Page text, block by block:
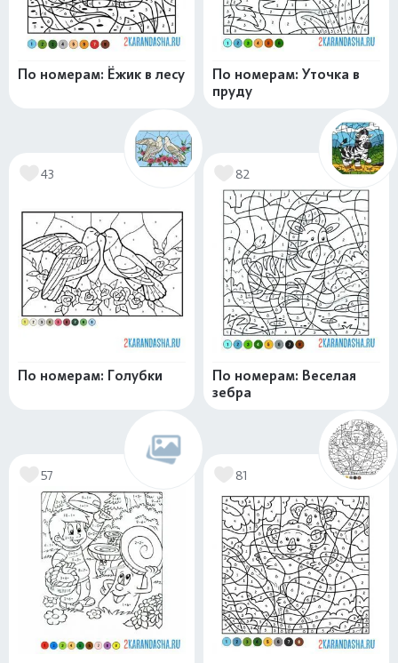
По номерам: Ёжик в лесу
По номерам: Уточка в
пруду
43
По номерам: Голубки
82
По номерам: Веселая
зебра
57 81